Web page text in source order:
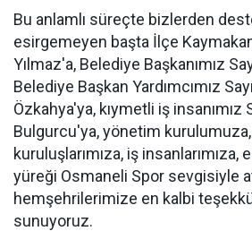
Bu anlamlı süreçte bizlerden
esirgemeyen başta İlçe
Yılmaz'a, Belediye Başkanımız
Belediye Başkan Yardımcımız
Özkahya'ya, kıymetli iş insanımız
Bulgurcu'ya, yönetim
kuruluşlarımıza, iş insanlarımıza,
yüreği Osmaneli Spor sevgisiyle
hemşehrilerimize en kalbi
sunuyoruz.